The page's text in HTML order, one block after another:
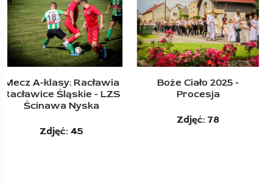
Boże Ciało 2025 -
Procesja
Majówka przy krzyżu,
na drodze do Wierzchu
Zdjęć: 12